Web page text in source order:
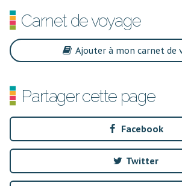
Carnet de voyage
Ajouter à mon carnet de
Partager cette page
Facebook
Twitter